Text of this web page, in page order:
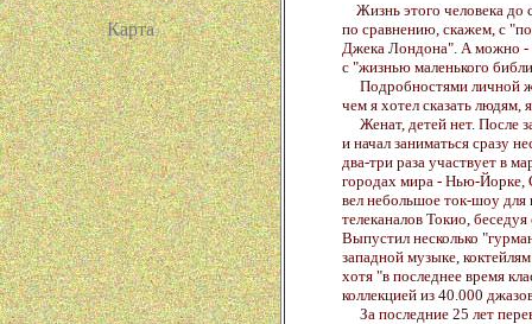
Карта
Жизнь этого человека до
по сравнению, скажем, с
Джека Лондона". А можно -
с "жизнью маленького
Подробностями личной
чем я хотел сказать людям,
Женат, детей нет. После
и начал заниматься сразу
два-три раза участвует в
городах мира - Нью-Йорке,
вел небольшое ток-шоу для
телеканалов Токио,
Выпустил несколько
западной музыке,
хотя "в последнее время
коллекцией из 40.000
За последние 25 лет